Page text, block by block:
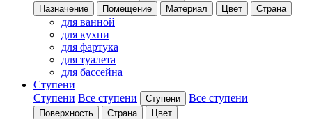
Назначение Помещение Материал Цвет Страна
для ванной
для кухни
для фартука
для туалета
для бассейна
Ступени
Ступени Все ступени Ступени Все ступени
Поверхность Страна Цвет